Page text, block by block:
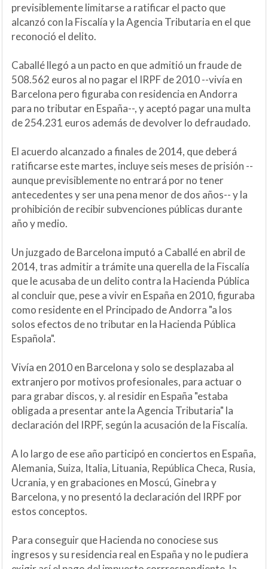
previsiblemente limitarse a ratificar el pacto que
alcanzó con la Fiscalía y la Agencia Tributaria en el que
reconoció el delito.
Caballé llegó a un pacto en que admitió un fraude de
508.562 euros al no pagar el IRPF de 2010 --vivía en
Barcelona pero figuraba con residencia en Andorra
para no tributar en España--, y aceptó pagar una multa
de 254.231 euros además de devolver lo defraudado.
El acuerdo alcanzado a finales de 2014, que deberá
ratificarse este martes, incluye seis meses de prisión --
aunque previsiblemente no entrará por no tener
antecedentes y ser una pena menor de dos años-- y la
prohibición de recibir subvenciones públicas durante
año y medio.
Un juzgado de Barcelona imputó a Caballé en abril de
2014, tras admitir a trámite una querella de la Fiscalía
que le acusaba de un delito contra la Hacienda Pública
al concluir que, pese a vivir en España en 2010, figuraba
como residente en el Principado de Andorra "a los
solos efectos de no tributar en la Hacienda Pública
Española".
Vivía en 2010 en Barcelona y solo se desplazaba al
extranjero por motivos profesionales, para actuar o
para grabar discos, y. al residir en España "estaba
obligada a presentar ante la Agencia Tributaria" la
declaración del IRPF, según la acusación de la Fiscalía.
A lo largo de ese año participó en conciertos en España,
Alemania, Suiza, Italia, Lituania, República Checa, Rusia,
Ucrania, y en grabaciones en Moscú, Ginebra y
Barcelona, y no presentó la declaración del IRPF por
estos conceptos.
Para conseguir que Hacienda no conociese sus
ingresos y su residencia real en España y no le pudiera